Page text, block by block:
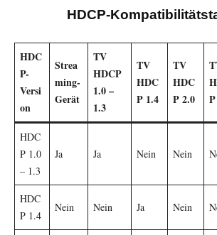
HDCP-
HDC
P-
Versi
on
Strea
ming-
Gerät
TV
HDCP
1.0 –
1.3
TV
HDC
P 1.4
TV
HDC
P 2.0
HDC
P 1.0
– 1.3
Ja Ja Nein Nein
HDC
P 1.4
Nein Nein Ja Nein